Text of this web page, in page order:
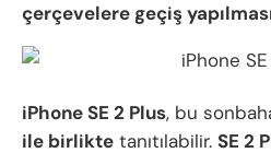
çerçevelere geçiş
iPhone SE 2 Plus, bu
ile birlikte tanıtılabilir. SE 2